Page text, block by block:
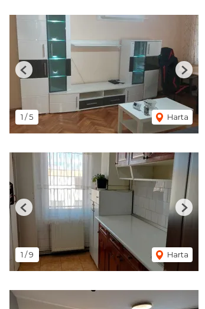
1 /5 Harta
Previous Next
1 /9 Harta
Previous Next